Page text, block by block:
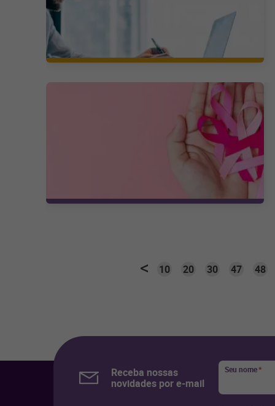
10 20 30 47 48
Receba nossas
novidades por e-mail
Seu nome*